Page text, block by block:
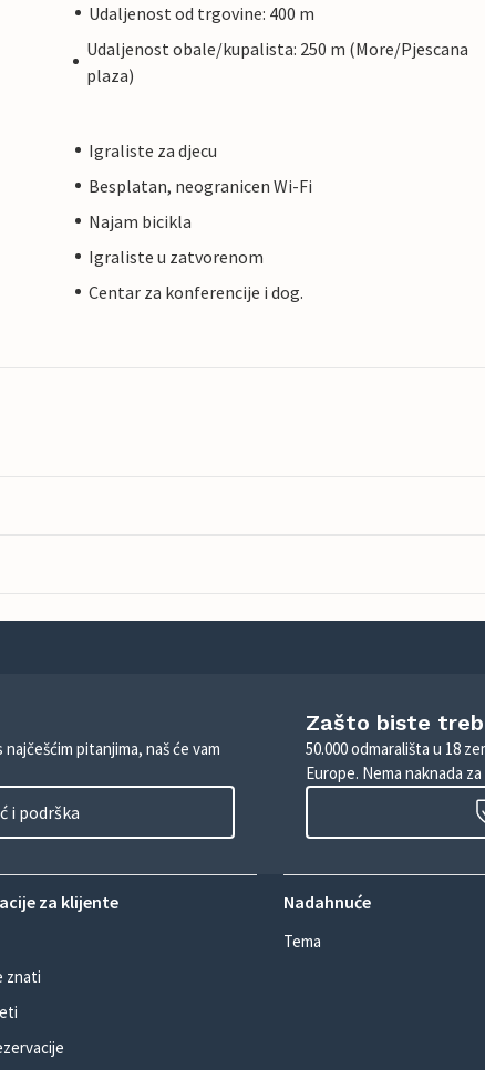
Udaljenost od trgovine: 400 m
Udaljenost obale/kupalista: 250 m (More/Pjescana
plaza)
Igraliste za djecu
Besplatan, neogranicen Wi-Fi
Najam bicikla
Igraliste u zatvorenom
Centar za konferencije i dog.
pitanjima, naš će vam
i podrška
Zašto biste
50.000 odmarališta u 18
Europe. Nema naknada
za klijente
znati
Nadahnuće
Tema